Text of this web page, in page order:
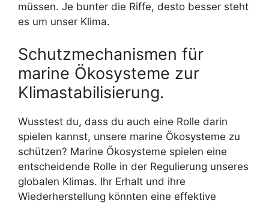
müssen. Je bunter die Riffe, desto besser steht
es um unser Klima.
Schutzmechanismen für
marine Ökosysteme zur
Klimastabilisierung.
Wusstest du, dass du auch eine Rolle darin
spielen kannst, unsere marine Ökosysteme zu
schützen? Marine Ökosysteme spielen eine
entscheidende Rolle in der Regulierung unseres
globalen Klimas. Ihr Erhalt und ihre
Wiederherstellung könnten eine effektive